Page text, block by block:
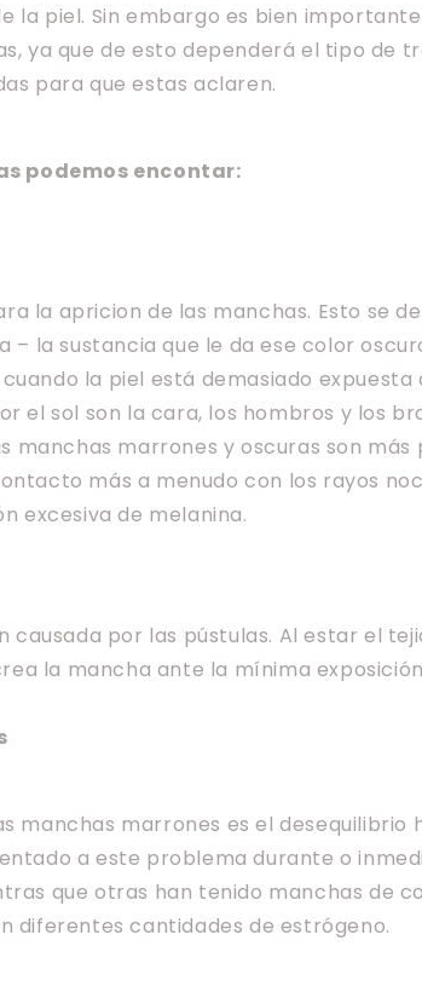
la piel. Sin embargo es bien
ya que de esto dependerá el tipo de
para que estas aclaren.
podemos encontar:
la apricion de las manchas. Esto se
la sustancia que le da ese color
la piel está demasiado expuesta
el sol son la cara, los hombros y los
manchas marrones y oscuras son más
más a menudo con los rayos
excesiva de melanina.
causada por las pústulas. Al estar el
la mancha ante la mínima
manchas marrones es el desequilibrio
a este problema durante o
que otras han tenido manchas de
diferentes cantidades de estrógeno.